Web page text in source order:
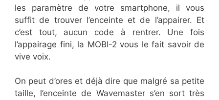
les paramètre de votre smartphone, il vous
suffit de trouver l’enceinte et de l’appairer. Et
c’est tout, aucun code à rentrer. Une fois
l’appairage fini, la MOBI-2 vous le fait savoir de
vive voix.
On peut d’ores et déjà dire que malgré sa petite
taille, l’enceinte de Wavemaster s’en sort très